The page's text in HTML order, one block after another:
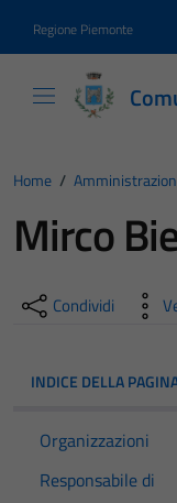
Regione Piemonte
Home /
Mirco
Condividi
INDICE DELLA
Organizzazioni
Responsabile di